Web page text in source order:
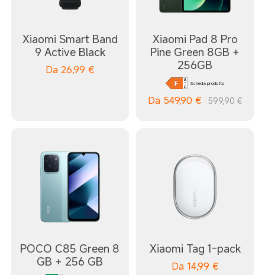
Xiaomi Smart Band
9 Active Black
Da 26,99 €
Xiaomi Pad 8 Pro
Pine Green 8GB +
256GB
Scheda prodotto
Da 549,90 € 599,90 €
POCO C85 Green 8
GB + 256 GB
Xiaomi Tag 1-pack
Da 14,99 €